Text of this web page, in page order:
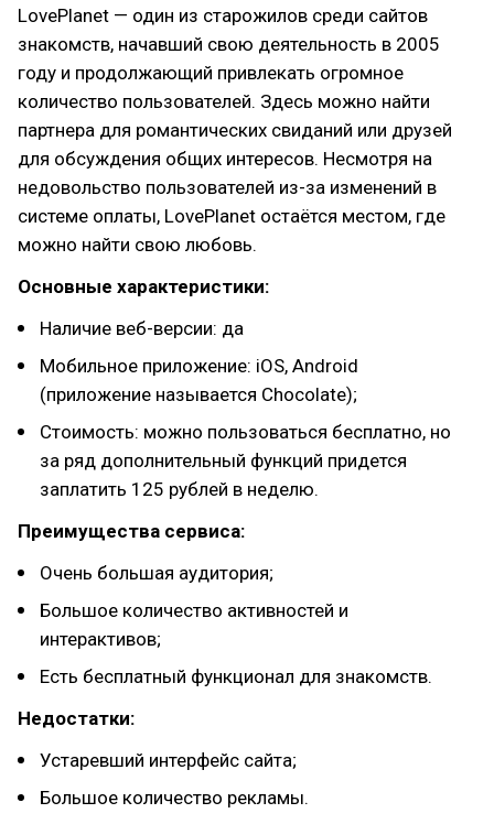
LovePlanet — один из старожилов среди сайтов
знакомств, начавший свою деятельность в 2005
году и продолжающий привлекать огромное
количество пользователей. Здесь можно найти
партнера для романтических свиданий или друзей
для обсуждения общих интересов. Несмотря на
недовольство пользователей из-за изменений в
системе оплаты, LovePlanet остаётся местом, где
можно найти свою любовь.
Основные характеристики:
Наличие веб-версии: да
Мобильное приложение: iOS, Android
(приложение называется Chocolate);
Стоимость: можно пользоваться бесплатно, но
за ряд дополнительный функций придется
заплатить 125 рублей в неделю.
Преимущества сервиса:
Очень большая аудитория;
Большое количество активностей и
интерактивов;
Есть бесплатный функционал для знакомств.
Недостатки:
Устаревший интерфейс сайта;
Большое количество рекламы.